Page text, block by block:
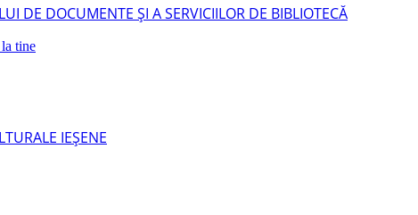
DE DOCUMENTE ŞI A SERVICIILOR DE BIBLIOTECĂ
tine
IEŞENE